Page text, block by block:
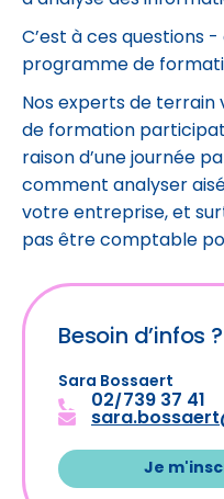
Besoin d’infos ?
Sara Bossaert
02/739 37 41
Je
C’est à ces questions
programme de
Nos experts de terrain
de formation
raison d’une journée
comment analyser
votre entreprise, et
pas être comptable